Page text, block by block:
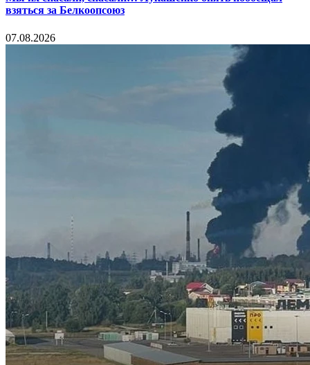
взяться за Белкоопсоюз
07.08.2026